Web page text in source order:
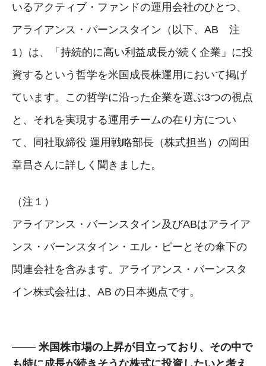
いるアクティブ・ファンドの運用会社のひとつ、
アライアンス・バーンスタイン（以下、AB 注
1）は、「持続的に高い利益成長が続く企業」に投
資するという哲学を米国成長株運用において掲げ
ています。この哲学に沿った企業を選ぶ3つの視点
と、それを実現する運用チームの在り方につい
て、同社取締役 運用戦略部長（株式担当）の岡田
章昌さんに詳しく聞きました。
（注１）
アライアンス・バーンスタイン及びABはアライア
ンス・バーンスタイン・エル・ピーとその傘下の
関連会社を含みます。アライアンス・バーンスタ
イン株式会社は、AB の日本拠点です。
米国株市場の上昇が目立っており、その中で
も特に成長が続きそうな株式に投資したいと考え